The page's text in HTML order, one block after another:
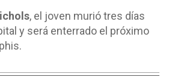
, el joven murió tres días
y será enterrado el próximo